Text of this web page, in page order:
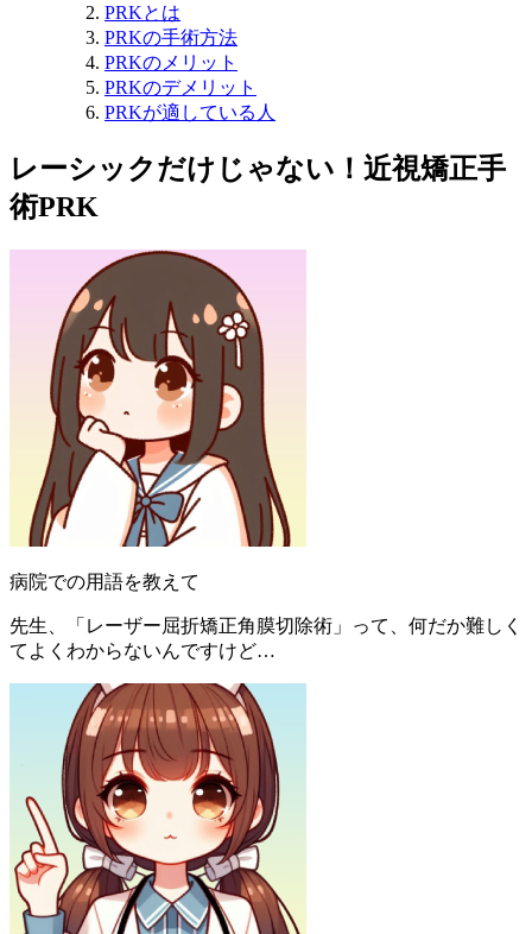
PRKとは
PRKの手術方法
PRKのメリット
PRKのデメリット
PRKが適している人
レーシックだけじゃない！近視矯正手
術PRK
病院での用語を教えて
先生、「レーザー屈折矯正角膜切除術」って、何だか難しく
てよくわからないんですけど…